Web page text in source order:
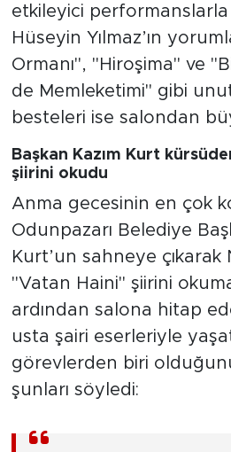
etkileyici performanslarla
Hüseyin Yılmaz’ın
Ormanı", "Hiroşima" ve
de Memleketimi" gibi
besteleri ise salondan
Başkan Kazım Kurt
şiirini okudu
Anma gecesinin en çok
Odunpazarı Belediye
Kurt’un sahneye çıkarak
"Vatan Haini" şiirini
ardından salona hitap
usta şairi eserleriyle
görevlerden biri
şunları söyledi: